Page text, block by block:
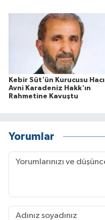
Kebir Süt'ün Kurucusu Hacı
Avni Karadeniz Hakk'ın
Rahmetine Kavuştu
Yorumlar